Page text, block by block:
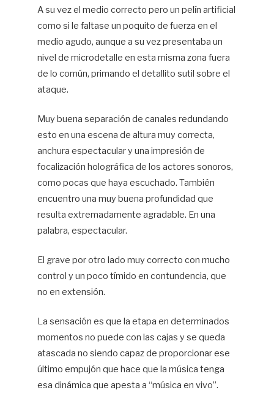
A su vez el medio correcto pero un pelín artificial
como si le faltase un poquito de fuerza en el
medio agudo, aunque a su vez presentaba un
nivel de microdetalle en esta misma zona fuera
de lo común, primando el detallito sutil sobre el
ataque.
Muy buena separación de canales redundando
esto en una escena de altura muy correcta,
anchura espectacular y una impresión de
focalización holográfica de los actores sonoros,
como pocas que haya escuchado. También
encuentro una muy buena profundidad que
resulta extremadamente agradable. En una
palabra, espectacular.
El grave por otro lado muy correcto con mucho
control y un poco tímido en contundencia, que
no en extensión.
La sensación es que la etapa en determinados
momentos no puede con las cajas y se queda
atascada no siendo capaz de proporcionar ese
último empujón que hace que la música tenga
esa dinámica que apesta a “música en vivo”.